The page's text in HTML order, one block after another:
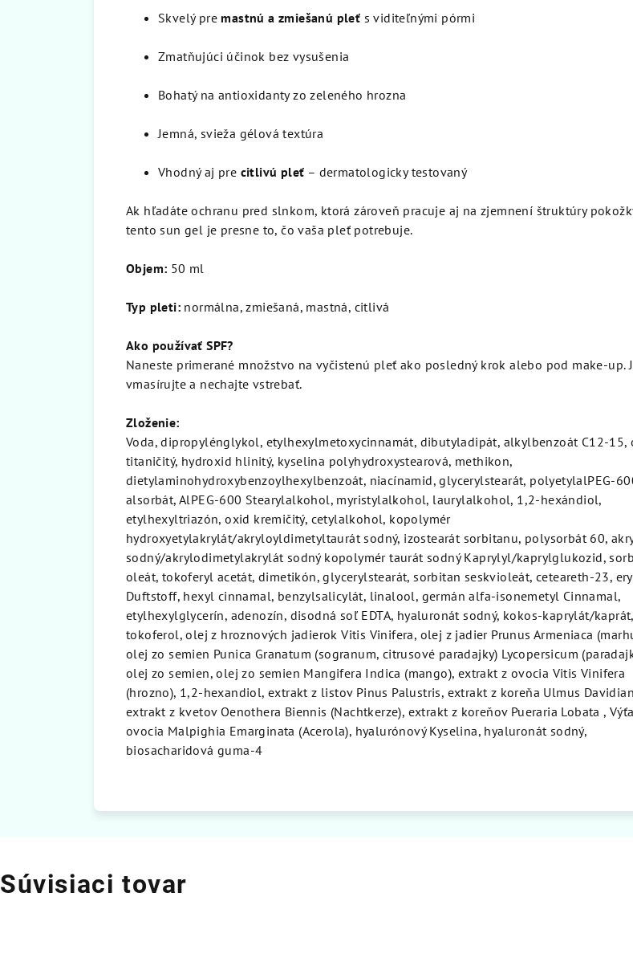
Skvelý pre mastnú a zmiešanú pleť s viditeľnými pórmi
Zmatňujúci účinok bez vysušenia
Bohatý na antioxidanty zo zeleného hrozna
Jemná, svieža gélová textúra
Vhodný aj pre citlivú pleť – dermatologicky testovaný
Ak hľadáte ochranu pred slnkom, ktorá zároveň pracuje aj na zjemnení štruktúry
tento sun gel je presne to, čo vaša pleť potrebuje.
Objem: 50 ml
Typ pleti: normálna, zmiešaná, mastná, citlivá
Ako používať SPF?
Naneste primerané množstvo na vyčistenú pleť ako posledný krok alebo pod make-up.
vmasírujte a nechajte vstrebať.
Zloženie:
Voda, dipropylénglykol, etylhexylmetoxycinnamát, dibutyladipát, alkylbenzoát C12-15,
titaničitý, hydroxid hlinitý, kyselina polyhydroxystearová, methikon,
dietylaminohydroxybenzoylhexylbenzoát, niacínamid, glycerylstearát, polyetylalPEG-
alsorbát, AlPEG-600 Stearylalkohol, myristylalkohol, laurylalkohol, 1,2-hexándiol,
etylhexyltriazón, oxid kremičitý, cetylalkohol, kopolymér
hydroxyetylakrylát/akryloyldimetyltaurát sodný, izostearát sorbitanu, polysorbát 60,
sodný/akrylodimetylakrylát sodný kopolymér taurát sodný Kaprylyl/kaprylglukozid,
oleát, tokoferyl acetát, dimetikón, glycerylstearát, sorbitan seskvioleát, ceteareth-23,
Duftstoff, hexyl cinnamal, benzylsalicylát, linalool, germán alfa-isonemetyl Cinnamal,
etylhexylglycerín, adenozín, disodná soľ EDTA, hyaluronát sodný, kokos-kaprylát/kaprát,
tokoferol, olej z hroznových jadierok Vitis Vinifera, olej z jadier Prunus Armeniaca
olej zo semien Punica Granatum (sogranum, citrusové paradajky) Lycopersicum
olej zo semien, olej zo semien Mangifera Indica (mango), extrakt z ovocia Vitis Vinifera
(hrozno), 1,2-hexandiol, extrakt z listov Pinus Palustris, extrakt z koreňa Ulmus
extrakt z kvetov Oenothera Biennis (Nachtkerze), extrakt z koreňov Pueraria Lobata ,
ovocia Malpighia Emarginata (Acerola), hyalurónový Kyselina, hyaluronát sodný,
biosacharidová guma-4
Súvisiaci tovar